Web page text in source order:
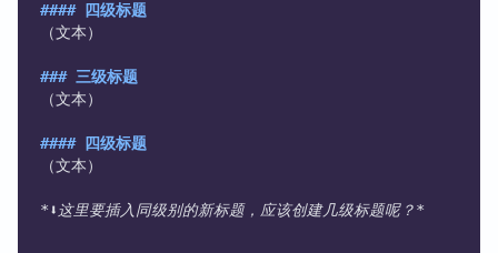
#### 四级标题
（文本）
### 三级标题
（文本）
#### 四级标题
（文本）
*⬇️这里要插入同级别的新标题，应该创建几级标题呢？*